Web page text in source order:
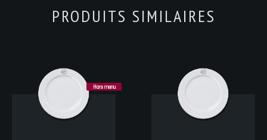
PRODUITS SIMILAIRES
Hors menu